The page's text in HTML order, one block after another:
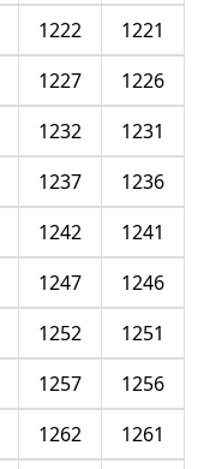
1221
1222
1226
1227
1231
1232
1236
1237
1241
1242
1246
1247
1251
1252
1256
1257
1261
1262